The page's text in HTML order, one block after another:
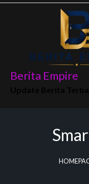
Skip
Berita Empire